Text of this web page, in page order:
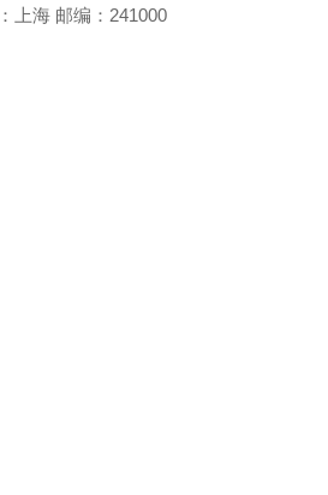
上海 邮编：241000